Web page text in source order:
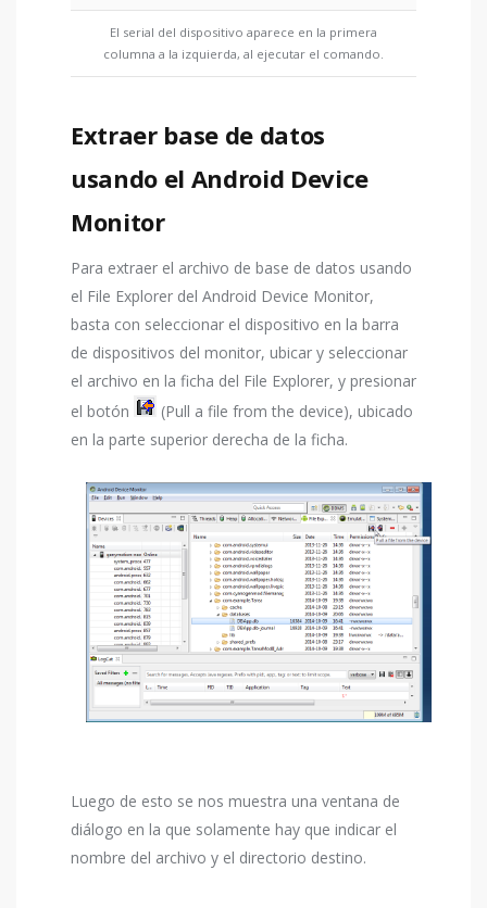
El serial del dispositivo aparece en la primera
columna a la izquierda, al ejecutar el comando.
Extraer base de datos
usando el Android Device
Monitor
Para extraer el archivo de base de datos usando
el File Explorer del Android Device Monitor,
basta con seleccionar el dispositivo en la barra
de dispositivos del monitor, ubicar y seleccionar
el archivo en la ficha del File Explorer, y presionar
el botón
(Pull a file from the device), ubicado
en la parte superior derecha de la ficha.
Luego de esto se nos muestra una ventana de
diálogo en la que solamente hay que indicar el
nombre del archivo y el directorio destino.